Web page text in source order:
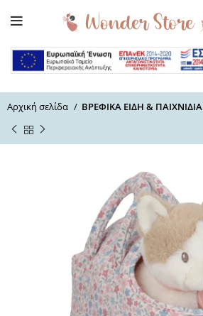
Αρχική σελίδα ΒΡΕΦΙΚΑ ΕΙΔΗ & ΠΑΙΧΝΙΔΙΑ